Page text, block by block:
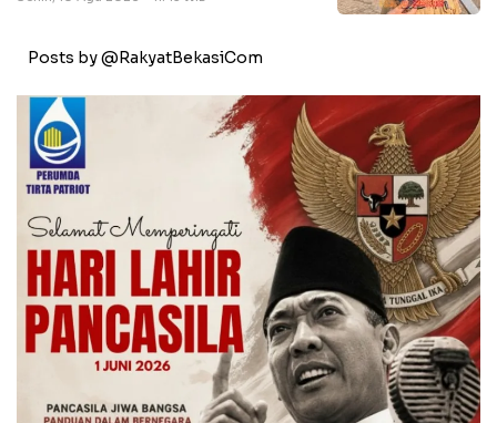
Posts by @RakyatBekasiCom